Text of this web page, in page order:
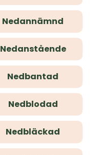
Nedannämnd
Nedanstående
Nedbantad
Nedblodad
Nedbläckad